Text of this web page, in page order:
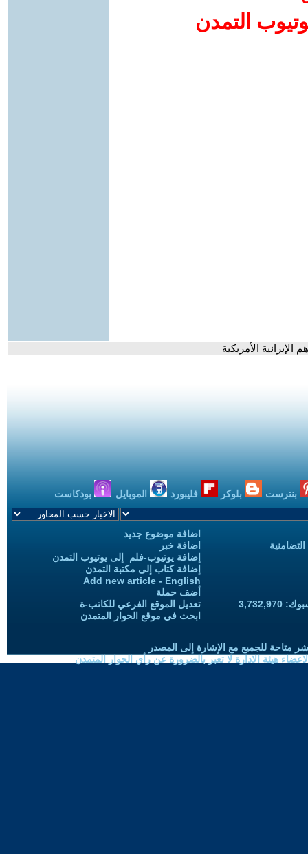
التمدن
الأمريكية
بنترست بلوكر فليبورد الموبايل بودكاست
اضافة موضوع جديد
اضافة خبر
إضافة يوتيوب-فلم إلى يوتيوب التمدن
إضافة كتاب إلى مكتبة التمدن
Add new article - English
أضف حملة
تعديل الموقع الفرعي للكاتب-ة
ابحث في موقع الحوار المتمدن
متاحة للجميع مع الإشارة إلى المصدر
هيئة الادارة لا تعبر بالضرورة عن رأي الحوار المتمدن